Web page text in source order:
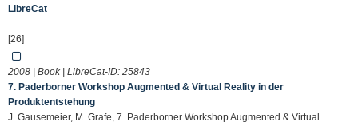
LibreCat
[26]
2008 | Book | LibreCat-ID: 25843
7. Paderborner Workshop Augmented & Virtual Reality in der
Produktentstehung
J. Gausemeier, M. Grafe, 7. Paderborner Workshop Augmented & Virtual